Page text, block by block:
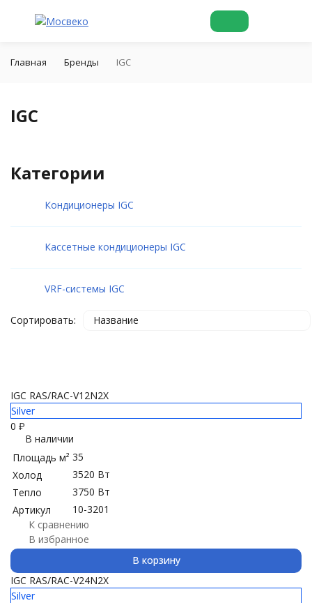
Главная Бренды IGC
IGC
Категории
Кондиционеры IGC
Кассетные кондиционеры IGC
VRF-системы IGC
Сортировать: Название
IGC RAS/RAC-V12N2X
Silver
0 ₽
В наличии
Площадь м² 35
Холод
3520 Вт
Тепло
3750 Вт
Артикул
10-3201
К сравнению
В избранное
В корзину
IGC RAS/RAC-V24N2X
Silver